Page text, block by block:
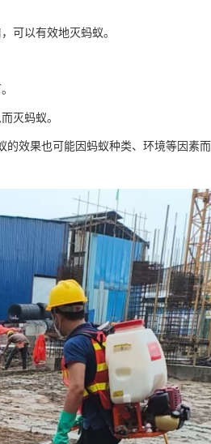
可以有效地灭蚂蚁。
灭蚂蚁。
的效果也可能因蚂蚁种类、环境等因素而